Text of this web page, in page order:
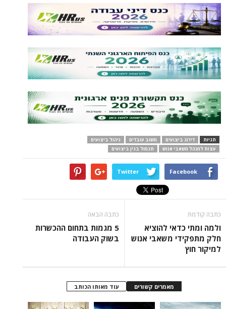
תגיות דירוג ביצועים משוב עובדים
ניהול ביצועים
עצות למנהל משאבי אנוש
תגמול בגין ביצועים
Facebook
Twitter
כתבה קודמת
ולמה ומתי כדאי להוציא
חלק מתפקידי משאבי אנוש
למיקור חוץ
כתבה הבאה
5 מגמות בתחום ההכשרות
בשוק העבודה
מאמרים קשורים עוד מאותו הכותב